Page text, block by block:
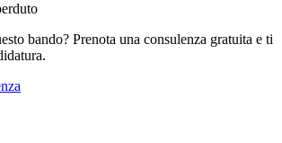
bando? Prenota una consulenza gratuita e ti